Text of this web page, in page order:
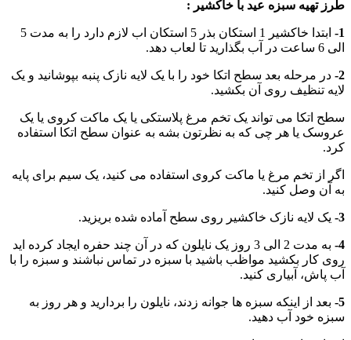
طرز تهیه سبزه عید با خاکشیر :
1-
ابتدا خاکشیر 1 استکان بذر 5 استکان اب لازم دارد را به مدت 5
الی 6 ساعت در آب بگذارید تا لعاب دهد.
2- در مرحله بعد سطح اتکا خود را با یک لایه نازک پنبه بپوشانید و یک
لایه تنظیف روی آن بکشید.
سطح اتکا می تواند یک تخم مرغ پلاستکی یا یک ماکت کروی یا یک
عروسک یا هر چی که به نظرتون بشه به عنوان سطح اتکا استفاده
کرد.
اگر از تخم مرغ یا ماکت کروی استفاده می کنید، یک سیم برای پایه
به آن وصل کنید.
3- یک لایه نازک خاکشیر روی سطح آماده شده بریزید.
4-
به مدت 2 الی 3 روز یک نایلون که در آن چند حفره ایجاد کرده اید
روی کار بکشید مواظب باشید با سبزه در تماس نباشند و سبزه را با
آب پاش، آبیاری کنید.
5- بعد از اینکه سبزه ها جوانه زدند، نایلون را بردارید و هر روز به
سبزه خود آب دهید.